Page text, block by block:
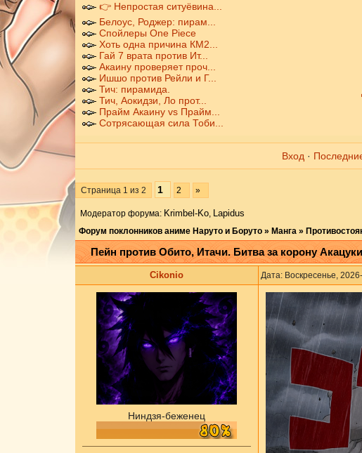
👉 Непростая ситуёвина...
Белоус, Роджер: пирам...
Спойлеры One Piece
Хоть одна причина КМ2...
Гай 7 врата против Ит...
Акаину проверяет проч...
Ишшо против Рейли и Г...
Тич: пирамида.
Тич, Аокидзи, Ло прот...
Прайм Акаину vs Прайм...
Сотрясающая сила Тоби...
Вход ·
Страница 1 из 2 1 2 »
Модератор форума: Krimbel-Ko, Lapidus
Форум поклонников аниме Наруто и Боруто » Манга »
Пейн против Обито, Итачи. Битва за корону Акацуки
Cikоnio Дата: Воскресенье,
Ниндзя-беженец